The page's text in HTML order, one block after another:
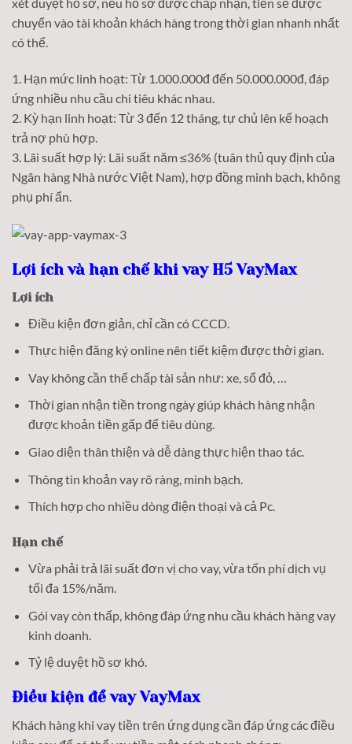
chuyển vào tài khoản khách hàng trong thời gian nhanh nhất
có thể.
1. Hạn mức linh hoạt: Từ 1.000.000đ đến 50.000.000đ, đáp
ứng nhiều nhu cầu chi tiêu khác nhau.
2. Kỳ hạn linh hoạt: Từ 3 đến 12 tháng, tự chủ lên kế hoạch
trả nợ phù hợp.
3. Lãi suất hợp lý: Lãi suất năm ≤36% (tuân thủ quy định của
Ngân hàng Nhà nước Việt Nam), hợp đồng minh bạch, không
phụ phí ẩn.
Lợi ích và hạn chế khi vay H5 VayMax
Lợi ích
Điều kiện đơn giản, chỉ cần có CCCD.
Thực hiện đăng ký online nên tiết kiệm được thời gian.
Vay không cần thế chấp tài sản như: xe, sổ đỏ, …
Thời gian nhận tiền trong ngày giúp khách hàng nhận
được khoản tiền gấp để tiêu dùng.
Giao diện thân thiện và dễ dàng thực hiện thao tác.
Thông tin khoản vay rõ ràng, minh bạch.
Thích hợp cho nhiều dòng điện thoại và cả Pc.
Hạn chế
Vừa phải trả lãi suất đơn vị cho vay, vừa tốn phí dịch vụ
tối đa 15%/năm.
Gói vay còn thấp, không đáp ứng nhu cầu khách hàng vay
kinh doanh.
Tỷ lệ duyệt hồ sơ khó.
Điều kiện để vay VayMax
Khách hàng khi vay tiền trên ứng dụng cần đáp ứng các điều